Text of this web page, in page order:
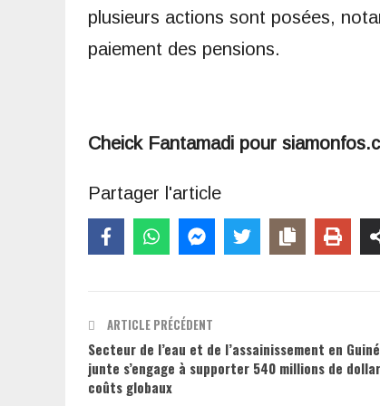
plusieurs actions sont posées,
paiement des pensions.
Cheick Fantamadi pour
Partager l'article
ARTICLE PRÉCÉDENT
Secteur de l’eau et de l’assainissement en
junte s’engage à supporter 540 millions de
coûts globaux